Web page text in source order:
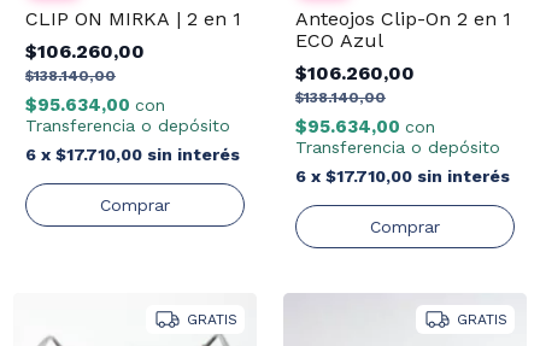
CLIP ON MIRKA | 2 en 1
$106.260,00
$138.140,00
$95.634,00 con
Transferencia o depósito
6 x $17.710,00 sin interés
Anteojos Clip-On 2 en 1
ECO Azul
$106.260,00
$138.140,00
$95.634,00 con
Transferencia o depósito
6 x $17.710,00 sin interés
GRATIS GRATIS